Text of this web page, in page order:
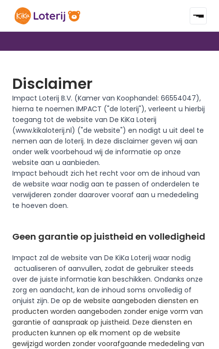
Disclaimer
Impact Loterij B.V. (Kamer van Koophandel: 66554047),
hierna te noemen IMPACT ("de loterij"), verleent u hierbij
toegang tot de website van De KiKa Loterij
(www.kikaloterij.nl) ("de website") en nodigt u uit deel te
nemen aan de loterij. In deze disclaimer geven wij aan
onder welk voorbehoud wij de informatie op onze
website aan u aanbieden.
Impact behoudt zich het recht voor om de inhoud van
de website waar nodig aan te passen of onderdelen te
verwijderen zonder daarover vooraf aan u mededeling
te hoeven doen.
Geen garantie op juistheid en volledigheid
Impact zal de website van De KiKa Loterij waar nodig
actualiseren of aanvullen, zodat de gebruiker steeds
over de juiste informatie kan beschikken. Ondanks onze
zorg en aandacht, kan de inhoud soms onvolledig of
onjuist zijn. De op de website aangeboden diensten en
producten worden aangeboden zonder enige vorm van
garantie of aanspraak op juistheid. Deze diensten en
producten kunnen op elk moment op de website
gewijzigd worden zonder voorafgaande mededeling van